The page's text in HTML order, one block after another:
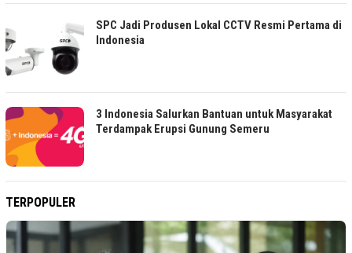
SPC Jadi Produsen Lokal CCTV Resmi Pertama di
Indonesia
3 Indonesia Salurkan Bantuan untuk Masyarakat
Terdampak Erupsi Gunung Semeru
TERPOPULER